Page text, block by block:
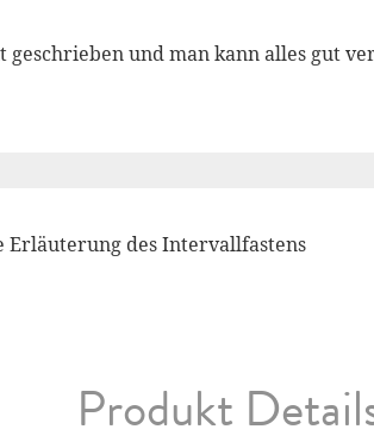
geschrieben und man kann alles gut
Erläuterung des Intervallfastens
Produkt